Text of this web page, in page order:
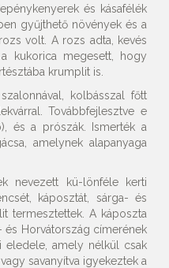
és kásafélék
gyűjthető növények és a
volt. A rozs adta, kevés
kukorica megesett, hogy
krumplit is.
kolbásszal főtt
Továbbfejlesztve e
és a prószák. Ismerték a
amelynek alapanyaga
nevezett kü-lönféle kerti
káposztát, sárga- és
termesztettek. A káposzta
és Horvátország címerének
eledele, amely nélkül csak
savanyítva igyekeztek a